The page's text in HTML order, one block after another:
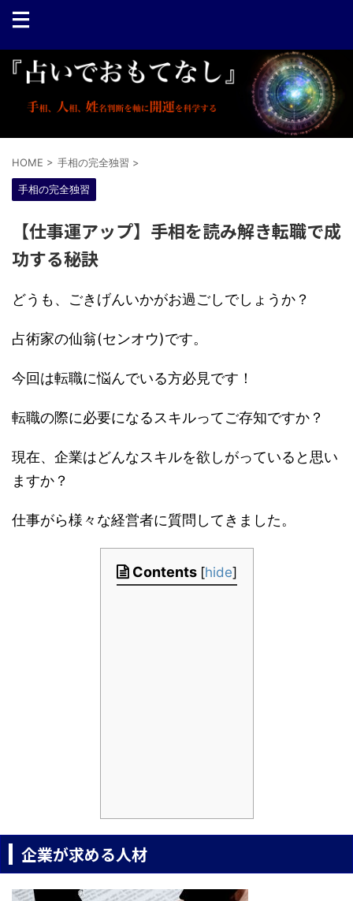
HOME > 手相の完全独習 >
手相の完全独習
【仕事運アップ】手相を読み解き転職で成
功する秘訣
どうも、ごきげんいかがお過ごしでしょうか？
占術家の仙翁(センオウ)です。
今回は転職に悩んでいる方必見です！
転職の際に必要になるスキルってご存知ですか？
現在、企業はどんなスキルを欲しがっていると思い
ますか？
仕事がら様々な経営者に質問してきました。
Contents [hide]
企業が求める人材